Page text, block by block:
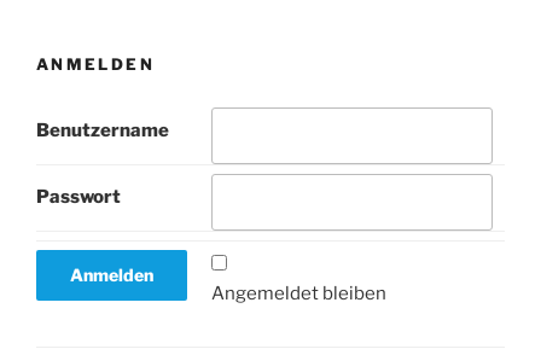
ANMELDEN
Benutzername
Passwort
Angemeldet bleiben